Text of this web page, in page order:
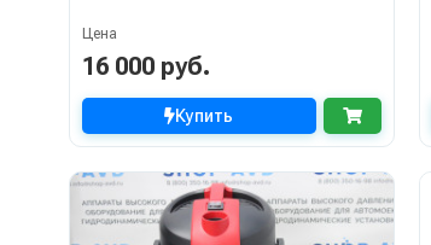
Цена
16 000 руб.
Купить